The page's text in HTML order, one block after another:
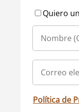
Quiero
Política de